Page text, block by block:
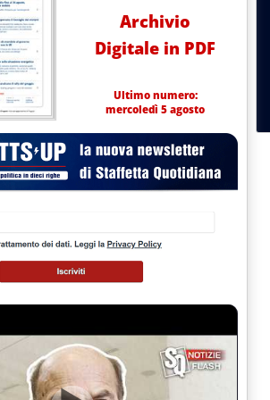
Archivio
Digitale in PDF
Ultimo numero:
mercoledì 5 agosto